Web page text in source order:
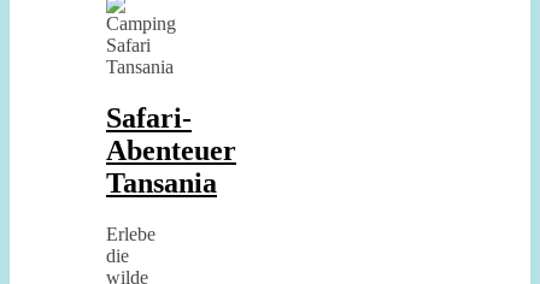
Safari-
Abenteuer
Tansania
Erlebe
die
wilde